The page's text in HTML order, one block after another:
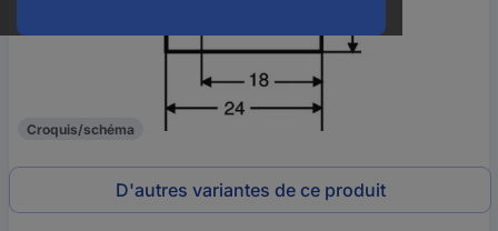
Croquis/schéma
D'autres variantes de ce produit